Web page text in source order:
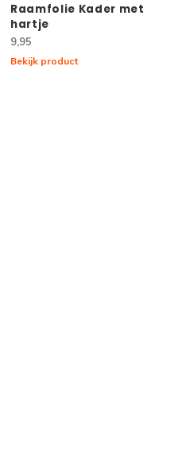
Raamfolie Kader met
hartje
9,95
Bekijk product